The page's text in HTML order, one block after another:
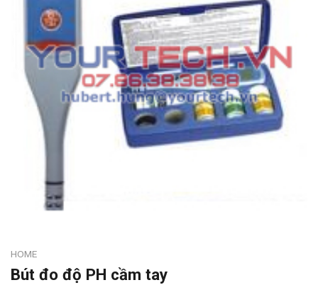
HOME
Bút đo độ PH cầm tay